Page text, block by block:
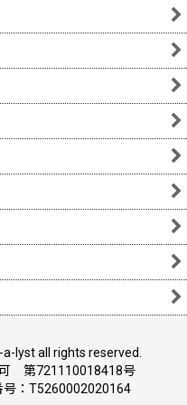
lyst all rights reserved.
第721110018418号
：T5260002020164